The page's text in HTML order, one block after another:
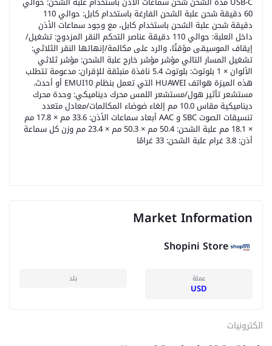
60 دقيقة شحن علبة الشحن الفارغة باستخدام كابل: حوالي 110
دقيقة شحن علبة الشحن باستخدام كابل، مع وجود سماعات الأذن
داخل العلبة: حوالي 110 دقيقة عناصر التحكم النقر المزدوج: تشغيل/
إيقاف الموسيقى مؤقتًا، والرد على مكالمة/إنهائها النقر الثلاثي:
تشغيل المسار التالي مؤشر مؤشر خارج علبة الشحن: مؤشر ثلاثي
الألوان × 1 بلوتوث: بلوتوث 5.4 نافذة منبثقة للإقران: مدعومة تتطلب
هذه الميزة هواتف HUAWEI التي تعمل بنظام EMUI10 أو أحدث.
مستشعر تأثير هول/مستشعر اللمس محرك ديناميكي: وحدة محرك
ديناميكية مقاس 10.0 مم إلغاء ضوضاء المكالمات/معادل متعدد
تنسيقات الصوت SBC و AAC أبعاد سماعات الأذن: 33.6 مم × 17.8 مم
× 18.1 مم علبة الشحن: 50.4 مم × 50.3 مم × 23.4 مم وزن كل سماعة
أذن: 3.8 غرام علبة الشحن: 33 غرامًا
Market Information
Shopini Store
عملة
USD
بلد
الكترونيات